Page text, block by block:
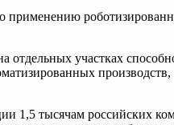
участках
тысячам российских